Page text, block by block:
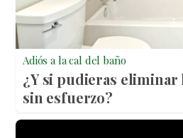
Adiós a la cal del baño
¿Y si pudieras eliminar
sin esfuerzo?